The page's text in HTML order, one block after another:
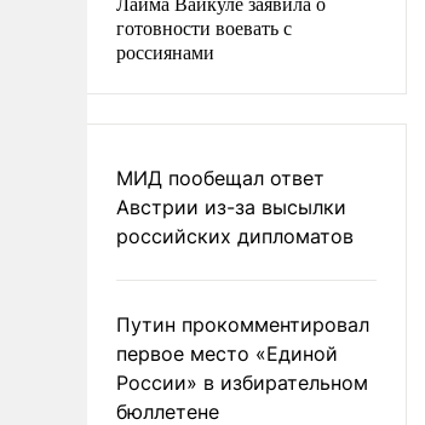
готовности воевать с
россиянами
МИД пообещал ответ
Австрии из-за высылки
российских дипломатов
Путин прокомментировал
первое место «Единой
России» в избирательном
бюллетене